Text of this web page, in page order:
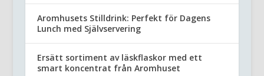
Aromhusets Stilldrink: Perfekt för Dagens
Lunch med Självservering
Ersätt sortiment av läskflaskor med ett
smart koncentrat från Aromhuset